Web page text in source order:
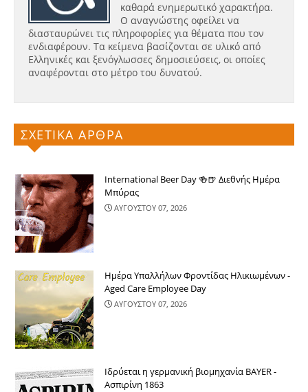
καθαρά ενημερωτικό χαρακτήρα.
Ο αναγνώστης οφείλει να
διασταυρώνει τις πληροφορίες για θέματα που τον
ενδιαφέρουν. Τα κείμενα βασίζονται σε υλικό από
Ελληνικές και ξενόγλωσσες δημοσιεύσεις, οι οποίες
αναφέρονται στο μέτρο του δυνατού.
ΣΧΕΤΙΚΑ ΑΡΘΡΑ
International Beer Day 🍻🍺 Διεθνής Ημέρα
Μπύρας
ΑΥΓΟΥΣΤΟΥ 07, 2026
Ημέρα Υπαλλήλων Φροντίδας Ηλικιωμένων -
Aged Care Employee Day
ΑΥΓΟΥΣΤΟΥ 07, 2026
Ιδρύεται η γερμανική βιομηχανία BAYER -
Ασπιρίνη 1863